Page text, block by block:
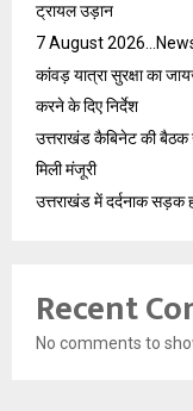
ट्रायल उड़ान
7 August
कांवड़ यात्रा सुरक्षा का
करने के दिए निर्देश
उत्तराखंड कैबिनेट की बैठक
मिली मंजूरी
उत्तराखंड में दर्दनाक सड़क
Recent
No comments to